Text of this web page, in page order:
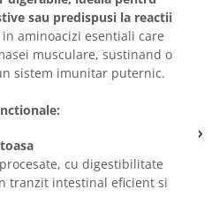
sau predispusi la reactii
aminoacizi esentiali care
musculare, sustinand o
sistem imunitar puternic.
cu digestibilitate
tranzit intestinal eficient si